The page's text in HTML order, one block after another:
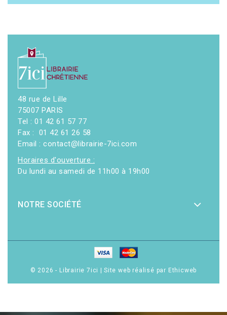
48 rue de Lille
75007 PARIS
Tel : 01 42 61 57 77
Fax : 01 42 61 26 58
Email : contact@librairie-7ici.com
Horaires d'ouverture :
Du lundi au samedi de 11h00 à 19h00
NOTRE SOCIÉTÉ
© 2026 - Librairie 7ici Site web réalisé par Ethicweb